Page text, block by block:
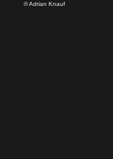
© Adrian Knauf